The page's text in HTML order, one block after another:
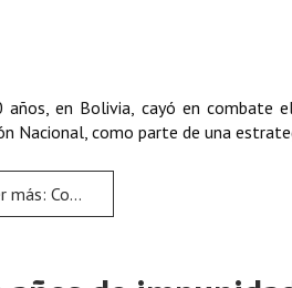
años, en Bolivia, cayó en combate
Nacional, como parte de una
del Che, por la Revolución Socialista